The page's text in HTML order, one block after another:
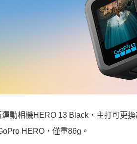
動相機HERO 13 Black，主打可更
HERO，僅重86g。